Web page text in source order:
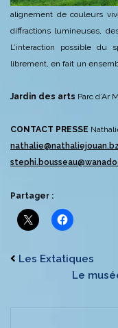
alignement de couleurs
diffractions lumineuses,
L’interaction possible du
librement, en fait un
Jardin des arts Parc d’Ar
CONTACT PRESSE
Partager :
Les Extatiques
Le